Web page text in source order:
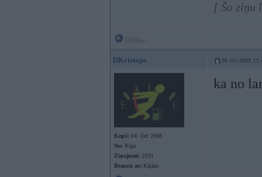
[ Šo ziņu
DKristaps 30. Oct 2009,
Kopš: 04. Oct 2008
No: Rīga
Ziņojumi: 2933
Braucu ar: Kājām
ka no